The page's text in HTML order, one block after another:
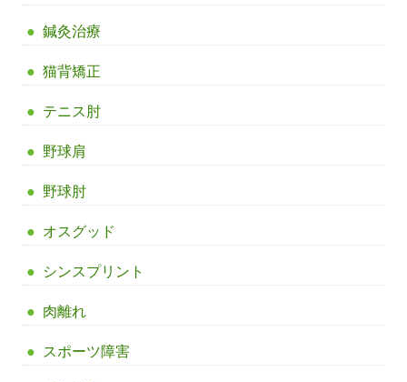
鍼灸治療
猫背矯正
テニス肘
野球肩
野球肘
オスグッド
シンスプリント
肉離れ
スポーツ障害